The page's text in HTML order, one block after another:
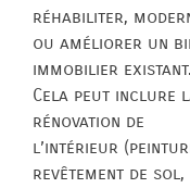
réhabiliter,
ou améliorer un
immobilier existant.
Cela peut inclure
rénovation de
l’intérieur
revêtement de sol,